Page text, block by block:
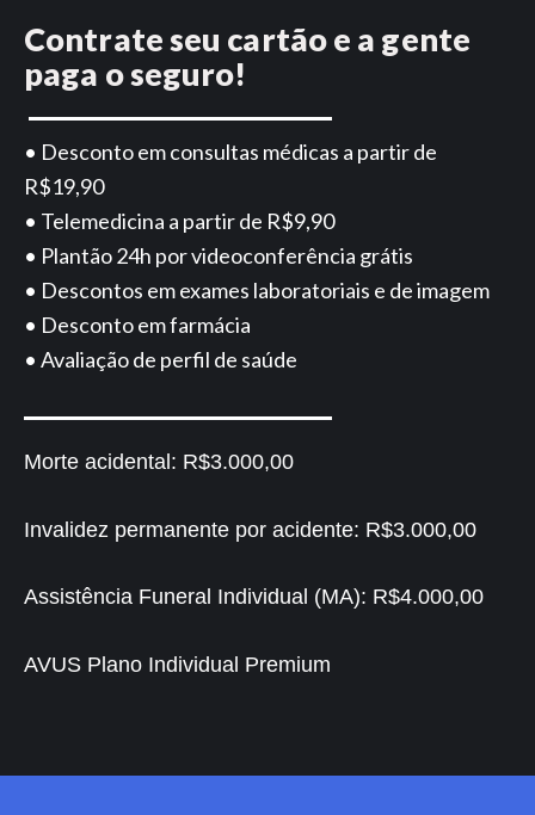
Contrate seu cartão e a gente
paga o seguro!
• Desconto em consultas médicas a partir de
R$19,90
• Telemedicina a partir de R$9,90
• Plantão 24h por videoconferência grátis
• Descontos em exames laboratoriais e de imagem
• Desconto em farmácia
• Avaliação de perfil de saúde
Morte acidental: R$3.000,00
Invalidez permanente por acidente: R$3.000,00
Assistência Funeral Individual (MA): R$4.000,00
AVUS Plano Individual Premium